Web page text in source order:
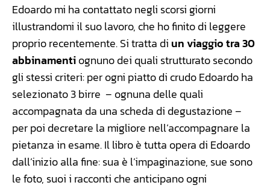
Edoardo mi ha contattato negli scorsi giorni
illustrandomi il suo lavoro, che ho finito di leggere
proprio recentemente. Si tratta di un viaggio tra 30
abbinamentiognuno dei quali strutturato secondo
gli stessi criteri: per ogni piatto di crudo Edoardo ha
selezionato 3 birre – ognuna delle quali
accompagnata da una scheda di degustazione –
per poi decretare la migliore nell’accompagnare la
pietanza in esame. Il libro è tutta opera di Edoardo
dall’inizio alla fine: sua è l’impaginazione, sue sono
le foto, suoi i racconti che anticipano ogni